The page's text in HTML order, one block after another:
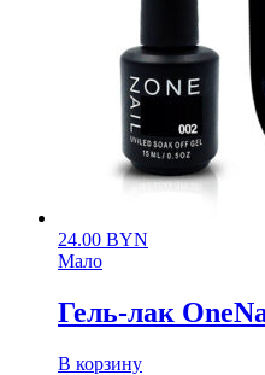
24.00 BYN
Мало
Гель-лак
В корзину